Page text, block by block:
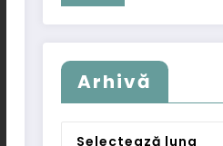
Arhivă
Arhivă